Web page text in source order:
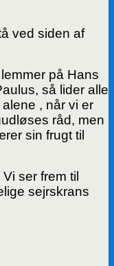
ved siden af
på Hans
så lider alle
, når vi er
råd, men
sin frugt til
ser frem til
sejrskrans